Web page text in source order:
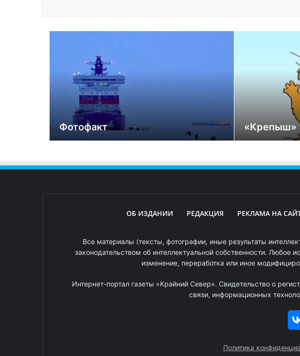
Фотофакт «Крепыш»
ОБ ИЗДАНИИ РЕДАКЦИЯ РЕКЛАМА НА
Все материалы (тексты, фотографии, иные результаты
законодательством об интеллектуальной собственности.
изменение, переработка или иное
Интернет-портал газеты «Крайний Север». Свидетельство о
связи, информационных
Политика